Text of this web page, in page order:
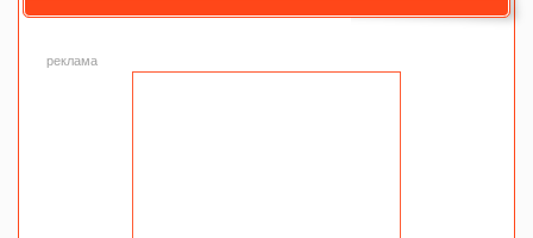
реклама